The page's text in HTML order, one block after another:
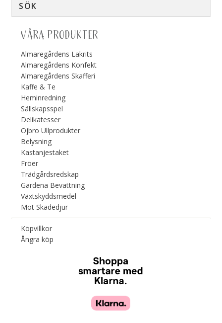
VÅRA PRODUKTER
Almaregårdens Lakrits
Almaregårdens Konfekt
Almaregårdens Skafferi
Kaffe & Te
Heminredning
Sällskapsspel
Delikatesser
Öjbro Ullprodukter
Belysning
Kastanjestaket
Fröer
Trädgårdsredskap
Gardena Bevattning
Växtskyddsmedel
Mot Skadedjur
Köpvillkor
Ångra köp